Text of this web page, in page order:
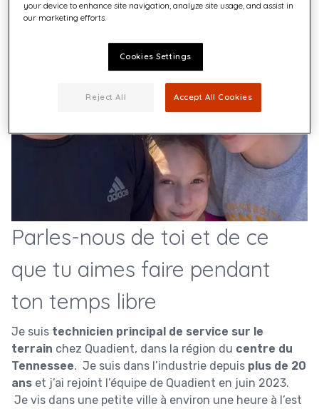
Parles-nous de toi et de ce
que tu aimes faire pendant
ton temps libre
Je suis technicien principal de service sur le
terrain chez Quadient, dans la région du centre du
Tennessee. Je suis dans l’industrie depuis plus de 20
ans et j’ai rejoint l’équipe de Quadient en juin 2023.
Je vis dans une petite ville à environ une heure à l’est
your device to enhance site navigation, analyze site usage, and assist in
our marketing efforts.
Cookies Settings
Reject All Accept All Cookies